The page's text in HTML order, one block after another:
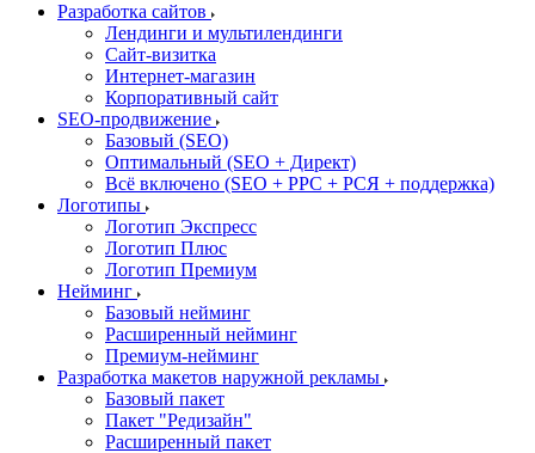
Разработка сайтов
Лендинги и мультилендинги
Сайт-визитка
Интернет-магазин
Корпоративный сайт
SEO-продвижение
Базовый (SEO)
Оптимальный (SEO + Директ)
Всё включено (SEO + PPC + РСЯ + поддержка)
Логотипы
Логотип Экспресс
Логотип Плюс
Логотип Премиум
Нейминг
Базовый нейминг
Расширенный нейминг
Премиум-нейминг
Разработка макетов наружной рекламы
Базовый пакет
Пакет "Редизайн"
Расширенный пакет